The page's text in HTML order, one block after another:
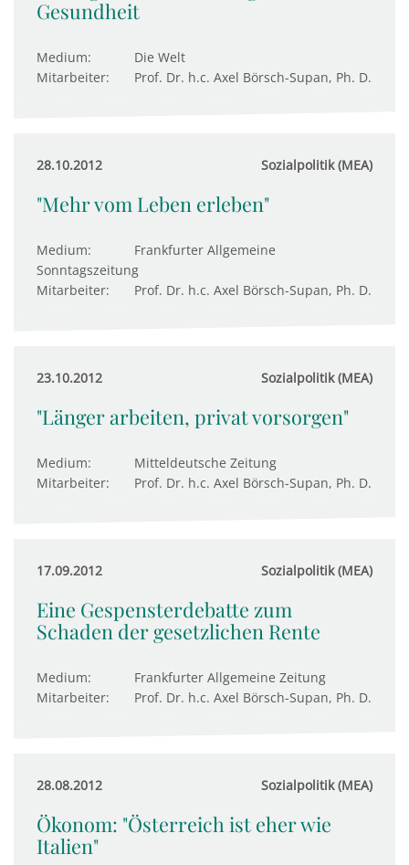
Gesundheit
Medium:
Die Welt
Mitarbeiter:
Prof. Dr. h.c. Axel Börsch-Supan, Ph. D.
28.10.2012 Sozialpolitik (MEA)
"Mehr vom Leben erleben"
Medium:
Frankfurter Allgemeine
Sonntagszeitung
Mitarbeiter:
Prof. Dr. h.c. Axel Börsch-Supan, Ph. D.
23.10.2012 Sozialpolitik (MEA)
"Länger arbeiten, privat vorsorgen"
Medium:
Mitteldeutsche Zeitung
Mitarbeiter:
Prof. Dr. h.c. Axel Börsch-Supan, Ph. D.
17.09.2012 Sozialpolitik (MEA)
Eine Gespensterdebatte zum
Schaden der gesetzlichen Rente
Medium:
Frankfurter Allgemeine Zeitung
Mitarbeiter:
Prof. Dr. h.c. Axel Börsch-Supan, Ph. D.
28.08.2012 Sozialpolitik (MEA)
Ökonom: "Österreich ist eher wie
Italien"